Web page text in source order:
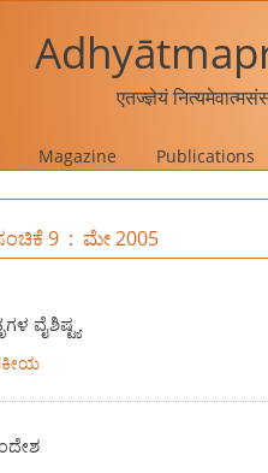
एतज्ज्ञेयं
Magazine Publications
9 : ಮೇ 2005
ವೈಶಿಷ್ಟ್ಯ